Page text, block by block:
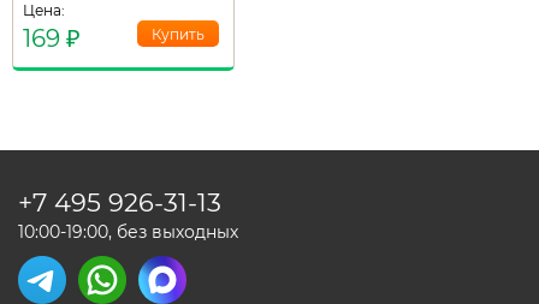
Цена:
169 ₽
+7 495 926-31-13
10:00-19:00, без выходных